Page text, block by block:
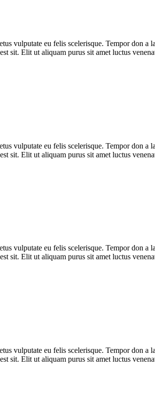
vulputate eu felis scelerisque. Tempor don
Elit ut aliquam purus sit amet luctus
vulputate eu felis scelerisque. Tempor don
Elit ut aliquam purus sit amet luctus
vulputate eu felis scelerisque. Tempor don
Elit ut aliquam purus sit amet luctus
vulputate eu felis scelerisque. Tempor don
Elit ut aliquam purus sit amet luctus